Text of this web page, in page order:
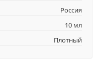
Россия
10 мл
Плотный